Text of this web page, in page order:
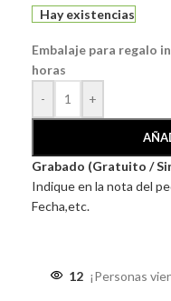
Hay existencias
Embalaje para regalo
horas
-
+
Grabado (Gratuito /
Indique en la nota del
Fecha,etc.
12 ¡Personas